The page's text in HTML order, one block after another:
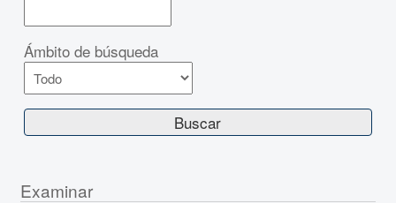
Ámbito de búsqueda
Examinar